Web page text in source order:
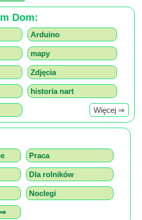
Dom:
Arduino
mapy
Zdjęcia
historia nart
Więcej ⇒
Praca
Dla rolników
Noclegi
⇒